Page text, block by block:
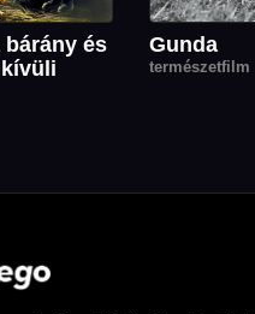
bárány és
Gunda
természetfilm